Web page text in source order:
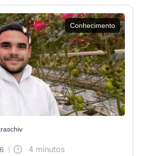
Conhecimento
4 minutos